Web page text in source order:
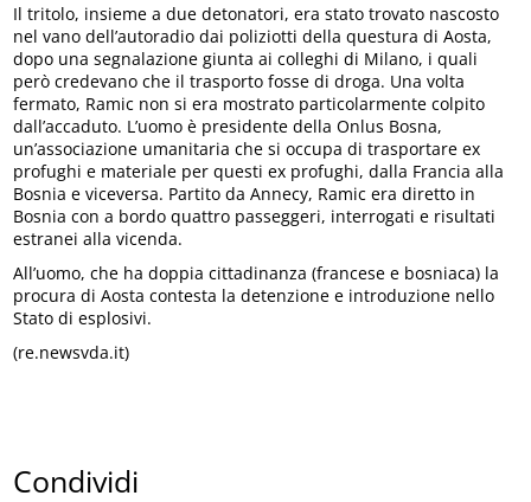
Il tritolo, insieme a due detonatori, era stato trovato nascosto
nel vano dell’autoradio dai poliziotti della questura di Aosta,
dopo una segnalazione giunta ai colleghi di Milano, i quali
però credevano che il trasporto fosse di droga. Una volta
fermato, Ramic non si era mostrato particolarmente colpito
dall’accaduto. L’uomo è presidente della Onlus Bosna,
un’associazione umanitaria che si occupa di trasportare ex
profughi e materiale per questi ex profughi, dalla Francia alla
Bosnia e viceversa. Partito da Annecy, Ramic era diretto in
Bosnia con a bordo quattro passeggeri, interrogati e risultati
estranei alla vicenda.
All’uomo, che ha doppia cittadinanza (francese e bosniaca) la
procura di Aosta contesta la detenzione e introduzione nello
Stato di esplosivi.
(re.newsvda.it)
Condividi